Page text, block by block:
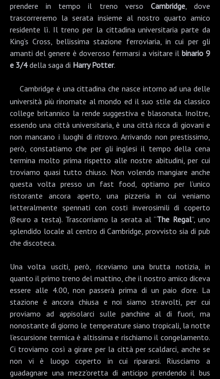
prendere in tempo il treno verso Cambridge, dove
trascorreremo la serata insieme al nostro quarto amico
residente lì. Il treno per la cittadina universitaria parte da
King’s Cross , bellissima stazione ferroviaria, in cui per gli
amanti del genere è doveroso fermarsi a visitare il binario 9
e 3/4della saga di Harry Potter.
Cambridge è una cittadina che nasce intorno ad una delle
università più rinomate al mondo ed il suo stile da classico
college britannico la rende suggestiva e blasonata. Inoltre,
essendo una città universitaria, è una città ricca di giovani e
non mancano i luoghi di ritrovo. Arrivando non prestissimo,
però, constatiamo che per gli inglesi il tempo della cena
termina molto prima rispetto alle nostre abitudini, per cui
troviamo quasi tutto chiuso. Non volendo mangiare anche
questa volta presso un fast food, optiamo per l’unico
ristorante ancora aperto, una pizzeria in cui veniamo
letteralmente spennati con costi inverosimili di coperto
(8euro a testa). Trascorriamo la serata al “The Regal”, uno
splendido locale al centro di Cambridge, provvisto sia di pub
che discoteca.
Una volta usciti, però, riceviamo una brutta notizia, in
quanto il primo treno del mattino, che il nostro amico diceva
essere alle 4.00, non passerà prima di un paio d’ore. La
stazione è ancora chiusa e noi siamo stravolti, per cui
proviamo ad appisolarci sulle panchine al di fuori, ma
nonostante di giorno le temperature siano tropicali, la notte
l’escursione termica è altissima e rischiamo il congelamento.
Ci troviamo così a girare per la città per scaldarci, anche se
non vi è luogo coperto in cui ripararsi. Riusciamo a
guadagnare una mezz’oretta di anticipo prendendo il bus